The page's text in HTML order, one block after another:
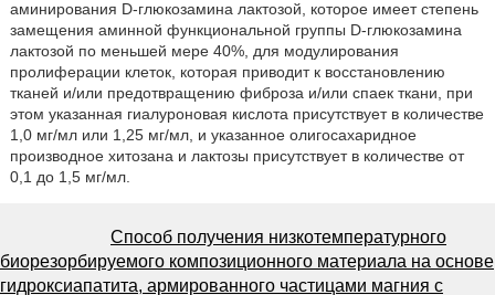
аминирования D-глюкозамина лактозой, которое имеет степень
замещения аминной функциональной группы D-глюкозамина
лактозой по меньшей мере 40%, для модулирования
пролиферации клеток, которая приводит к восстановлению
тканей и/или предотвращению фиброза и/или спаек ткани, при
этом указанная гиалуроновая кислота присутствует в количестве
1,0 мг/мл или 1,25 мг/мл, и указанное олигосахаридное
производное хитозана и лактозы присутствует в количестве от
0,1 до 1,5 мг/мл.
Способ получения низкотемпературного
биорезорбируемого композиционного материала на основе
гидроксиапатита, армированного частицами магния с